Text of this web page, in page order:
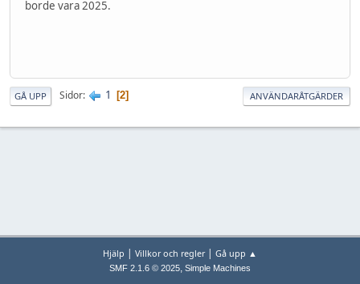
borde vara 2025.
GÅ UPP Sidor 1 2 ANVÄNDARÅTGÄRDER
Hjälp | Villkor och regler| Gå upp ▲
SMF 2.1.6 © 2025, Simple Machines